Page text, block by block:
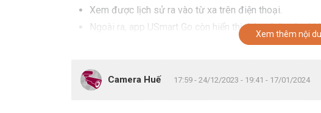
Xem được lịch sử ra vào từ xa trên điện thoại.
Ngoài ra, app USmart Go còn hiển thị thông báo tức thì
Xem thêm nội
Camera Huế 17:59 - 24/12/2023 - 19:41 - 17/01/2024